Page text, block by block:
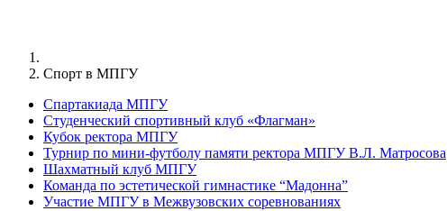
Спорт в МПГУ
Спартакиада МПГУ
Студенческий спортивный клуб «Флагман»
Кубок ректора МПГУ
Турнир по мини-футболу памяти ректора МПГУ В.Л. Матросова
Шахматный клуб МПГУ
Команда по эстетической гимнастике “Мадонна”
Участие МПГУ в Межвузовских соревнованиях